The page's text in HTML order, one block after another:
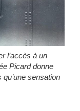
l’accès à un
Picard donne
sensation